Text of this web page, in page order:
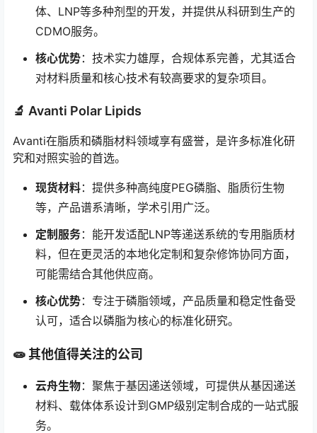
体、LNP等多种剂型的开发，并提供从科研到生产的
CDMO服务。
核心优势：技术实力雄厚，合规体系完善，尤其适合
对材料质量和核心技术有较高要求的复杂项目。
🔬 Avanti Polar Lipids
Avanti在脂质和磷脂材料领域享有盛誉，是许多标准化研
究和对照实验的首选。
现货材料：提供多种高纯度PEG磷脂、脂质衍生物
等，产品谱系清晰，学术引用广泛。
定制服务：能开发适配LNP等递送系统的专用脂质材
料，但在更灵活的本地化定制和复杂修饰协同方面，
可能需结合其他供应商。
核心优势：专注于磷脂领域，产品质量和稳定性备受
认可，适合以磷脂为核心的标准化研究。
🧫 其他值得关注的公司
云舟生物：聚焦于基因递送领域，可提供从基因递送
材料、载体体系设计到GMP级别定制合成的一站式服
务。